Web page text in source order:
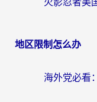
地区限制怎么办